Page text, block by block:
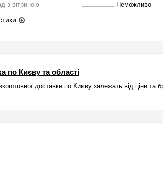
з вітриною
Неможливо
по Києву та області
доставки по Києву залежать від ціни та